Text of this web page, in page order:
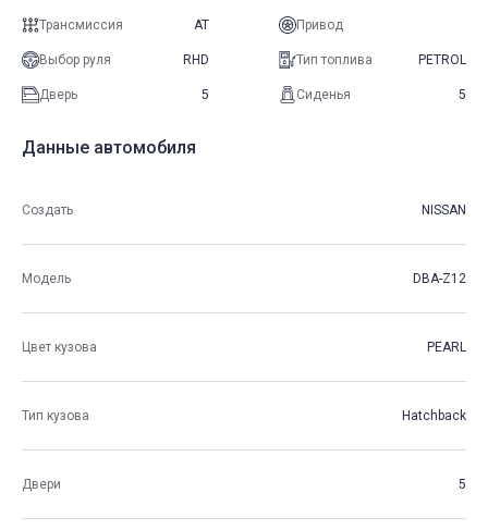
Трансмиссия AT Привод
Выбор руля RHD Тип топлива PETROL
Дверь 5 Сиденья 5
Данные автомобиля
Создать NISSAN
Модель DBA-Z12
Цвет кузова PEARL
Тип кузова Hatchback
Двери 5